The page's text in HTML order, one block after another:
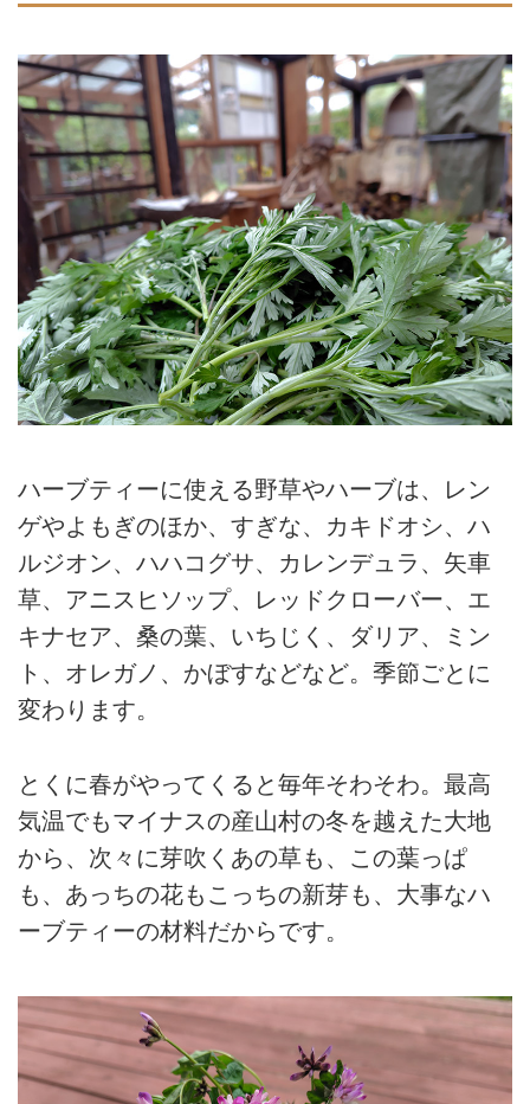
ハーブティーに使える野草やハーブは、レン
ゲやよもぎのほか、すぎな、カキドオシ、ハ
ルジオン、ハハコグサ、カレンデュラ、矢車
草、アニスヒソップ、レッドクローバー、エ
キナセア、桑の葉、いちじく、ダリア、ミン
ト、オレガノ、かぼすなどなど。季節ごとに
変わります。
とくに春がやってくると毎年そわそわ。最高
気温でもマイナスの産山村の冬を越えた大地
から、次々に芽吹くあの草も、この葉っぱ
も、あっちの花もこっちの新芽も、大事なハ
ーブティーの材料だからです。